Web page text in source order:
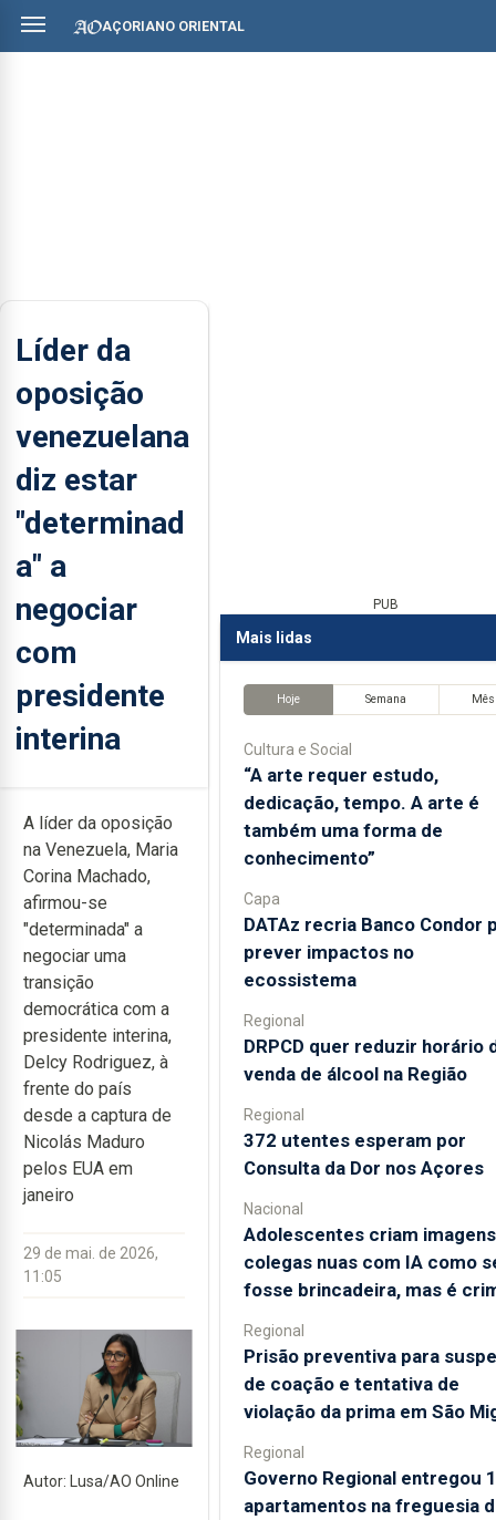
AÇORIANO ORIENTAL
Líder da
oposição
venezuelana
diz estar
"determinad
a" a
negociar
com
presidente
interina
A líder da oposição
na Venezuela, Maria
Corina Machado,
afirmou-se
"determinada" a
negociar uma
transição
democrática com a
presidente interina,
Delcy Rodriguez, à
frente do país
desde a captura de
Nicolás Maduro
pelos EUA em
janeiro
29 de mai. de 2026,
11:05
Autor: Lusa/AO Online
PUB
Mais lidas
Hoje Semana Mês
Cultura e Social
“A arte requer estudo,
dedicação, tempo. A arte é
também uma forma de
conhecimento”
Capa
DATAz recria Banco Condor
prever impactos no
ecossistema
Regional
DRPCD quer reduzir horário
venda de álcool na Região
Regional
372 utentes esperam por
Consulta da Dor nos Açores
Nacional
Adolescentes criam
colegas nuas com IA como
fosse brincadeira, mas é
Regional
Prisão preventiva para
de coação e tentativa de
violação da prima em São
Regional
Governo Regional entregou
apartamentos na freguesia